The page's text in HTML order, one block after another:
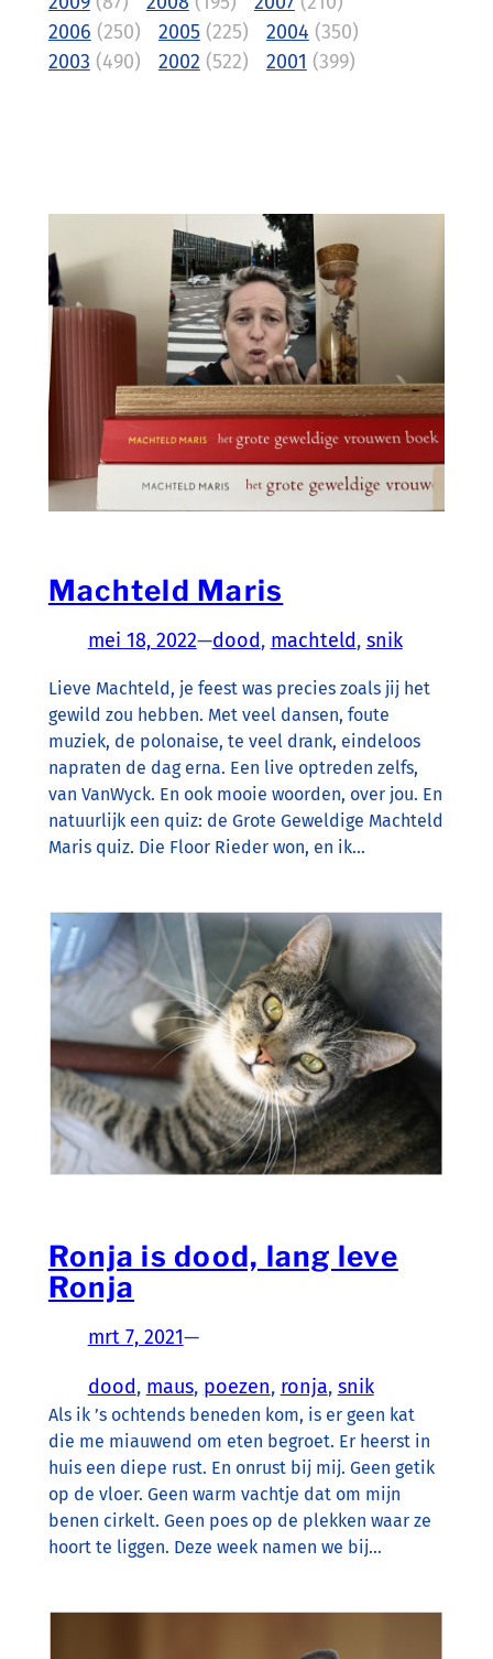
2006 (250) 2005(225) 2004 (350)
2003 (490) 2002 (522) 2001 (399)
Machteld Maris
mei 18, 2022—dood, machteld, snik
Lieve Machteld, je feest was precies zoals jij het
gewild zou hebben. Met veel dansen, foute
muziek, de polonaise, te veel drank, eindeloos
napraten de dag erna. Een live optreden zelfs,
van VanWyck. En ook mooie woorden, over jou. En
natuurlijk een quiz: de Grote Geweldige Machteld
Maris quiz. Die Floor Rieder won, en ik…
Ronja is dood, lang leve
Ronja
mrt 7, 2021—
dood, maus, poezen, ronja, snik
Als ik ’s ochtends beneden kom, is er geen kat
die me miauwend om eten begroet. Er heerst in
huis een diepe rust. En onrust bij mij. Geen getik
op de vloer. Geen warm vachtje dat om mijn
benen cirkelt. Geen poes op de plekken waar ze
hoort te liggen. Deze week namen we bij…